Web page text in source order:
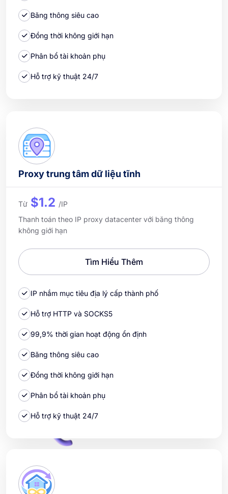
Băng thông siêu cao
Đồng thời không giới hạn
Phân bổ tài khoản phụ
Hỗ trợ kỹ thuật 24/7
Proxy trung tâm dữ liệu tĩnh
Từ $1.2 /IP
Thanh toán theo IP proxy datacenter với băng thông
không giới hạn
Tìm Hiểu Thêm
IP nhắm mục tiêu địa lý cấp thành phố
Hỗ trợ HTTP và SOCKS5
99,9% thời gian hoạt động ổn định
Băng thông siêu cao
Đồng thời không giới hạn
Phân bổ tài khoản phụ
Hỗ trợ kỹ thuật 24/7